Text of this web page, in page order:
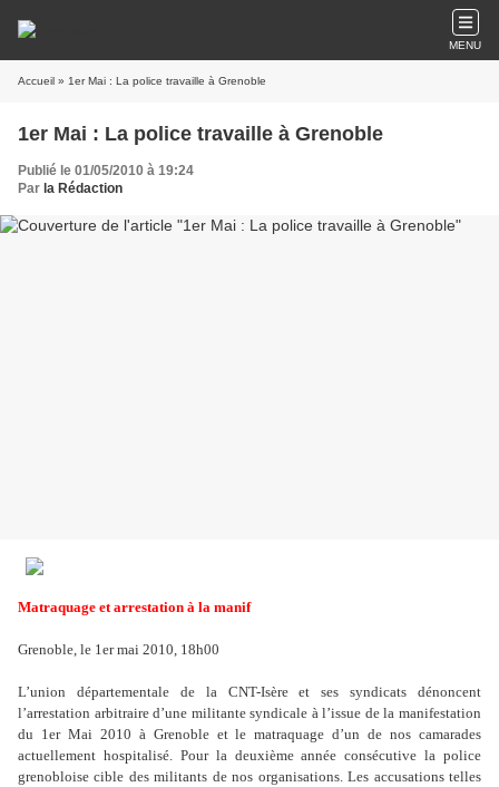
MENU
Accueil » 1er Mai : La police travaille à Grenoble
1er Mai : La police travaille à Grenoble
Publié le 01/05/2010 à 19:24
Par la Rédaction
Matraquage et arrestation à la manif
Grenoble, le 1er mai 2010, 18h00
L’union départementale de la CNT-Isère et ses syndicats dénoncent
l’arrestation arbitraire d’une militante syndicale à l’issue de la manifestation
du 1er Mai 2010 à Grenoble et le matraquage d’un de nos camarades
actuellement hospitalisé. Pour la deuxième année consécutive la police
grenobloise cible des militants de nos organisations. Les accusations telles